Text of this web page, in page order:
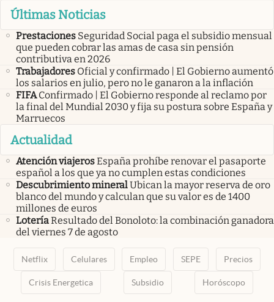
Últimas Noticias
Prestaciones Seguridad Social paga el subsidio mensual
que pueden cobrar las amas de casa sin pensión
contributiva en 2026
Trabajadores Oficial y confirmado | El Gobierno aumentó
los salarios en julio, pero no le ganaron a la inflación
FIFA Confirmado | El Gobierno responde al reclamo por
la final del Mundial 2030 y fija su postura sobre España y
Marruecos
Actualidad
Atención viajerosEspaña prohíbe renovar el pasaporte
español a los que ya no cumplen estas condiciones
Descubrimiento mineralUbican la mayor reserva de oro
blanco del mundo y calculan que su valor es de 1400
millones de euros
LoteríaResultado del Bonoloto: la combinación ganadora
del viernes 7 de agosto
Netflix Celulares Empleo SEPE Precios
Crisis Energetica Subsidio Horóscopo